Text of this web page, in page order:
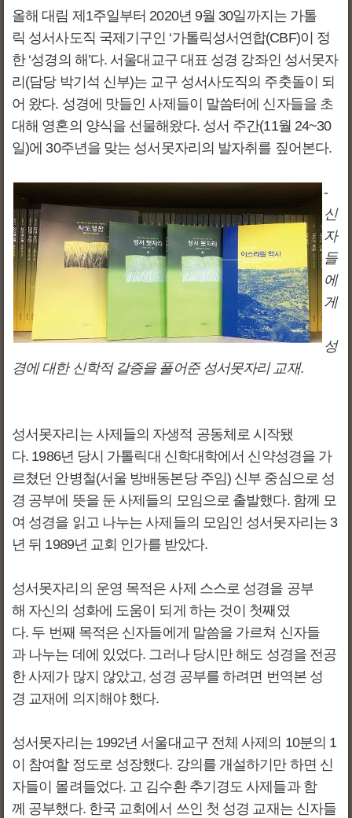
올해 대림 제1주일부터 2020년 9월 30일까지는 가톨
릭 성서사도직 국제기구인 ‘가톨릭성서연합(CBF)이 정
한 ‘성경의 해’다. 서울대교구 대표 성경 강좌인 성서못자
리(담당 박기석 신부)는 교구 성서사도직의 주춧돌이 되
어 왔다. 성경에 맛들인 사제들이 말씀터에 신자들을 초
대해 영혼의 양식을 선물해왔다. 성서 주간(11월 24~30
일)에 30주년을 맞는 성서못자리의 발자취를 짚어본다.
-
신
자
들
에
게
성
경에 대한 신학적 갈증을 풀어준 성서못자리 교재.
성서못자리는 사제들의 자생적 공동체로 시작됐
다. 1986년 당시 가톨릭대 신학대학에서 신약성경을 가
르쳤던 안병철(서울 방배동본당 주임) 신부 중심으로 성
경 공부에 뜻을 둔 사제들의 모임으로 출발했다. 함께 모
여 성경을 읽고 나누는 사제들의 모임인 성서못자리는 3
년 뒤 1989년 교회 인가를 받았다.
성서못자리의 운영 목적은 사제 스스로 성경을 공부
해 자신의 성화에 도움이 되게 하는 것이 첫째였
다. 두 번째 목적은 신자들에게 말씀을 가르쳐 신자들
과 나누는 데에 있었다. 그러나 당시만 해도 성경을 전공
한 사제가 많지 않았고, 성경 공부를 하려면 번역본 성
경 교재에 의지해야 했다.
성서못자리는 1992년 서울대교구 전체 사제의 10분의 1
이 참여할 정도로 성장했다. 강의를 개설하기만 하면 신
자들이 몰려들었다. 고 김수환 추기경도 사제들과 함
께 공부했다. 한국 교회에서 쓰인 첫 성경 교재는 신자들